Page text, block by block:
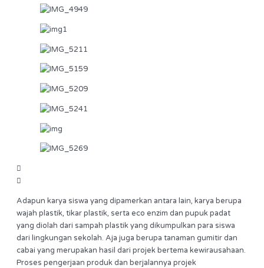
Adapun karya siswa yang dipamerkan antara lain, karya berupa
wajah plastik, tikar plastik, serta eco enzim dan pupuk padat
yang diolah dari sampah plastik yang dikumpulkan para siswa
dari lingkungan sekolah. Aja juga berupa tanaman gumitir dan
cabai yang merupakan hasil dari projek bertema kewirausahaan.
Proses pengerjaan produk dan berjalannya projek